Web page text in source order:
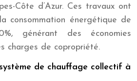
Côte d’Azur. Ces travaux ont
consommation énergétique de
générant des économies
charges de copropriété.
de chauffage collectif à